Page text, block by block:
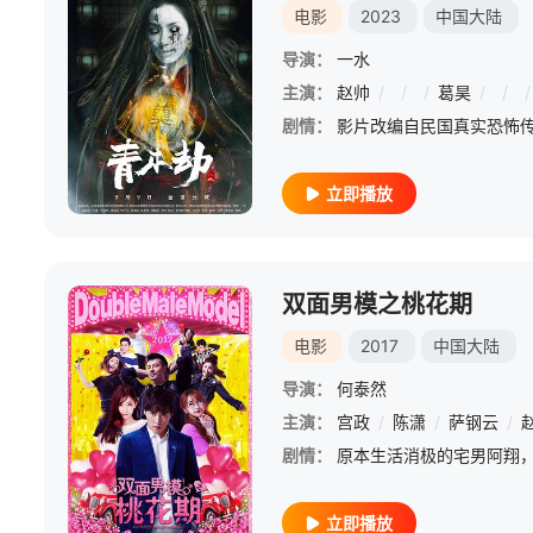
电影 2023 中国大陆
导演：
一水
主演：
赵帅 / / / 葛昊 / /
/
剧情：
立即播放
双面男模之桃花期
电影 2017 中国大陆
导演：
何泰然
主演：
宫政 / 陈潇 / 萨钢云 /
剧情：
立即播放